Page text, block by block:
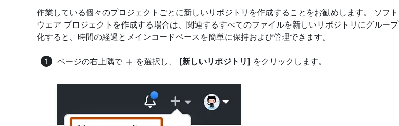
作業している個々のプロジェクトごとに新しいリポジトリを作成することをお勧めします。 ソフト
ウェア プロジェクトを作成する場合は、関連するすべてのファイルを新しいリポジトリにグループ
化すると、時間の経過とメインコードベースを簡単に保持および管理できます。
ページの右上隅で を選択し、 [新しいリポジトリ] をクリックします。